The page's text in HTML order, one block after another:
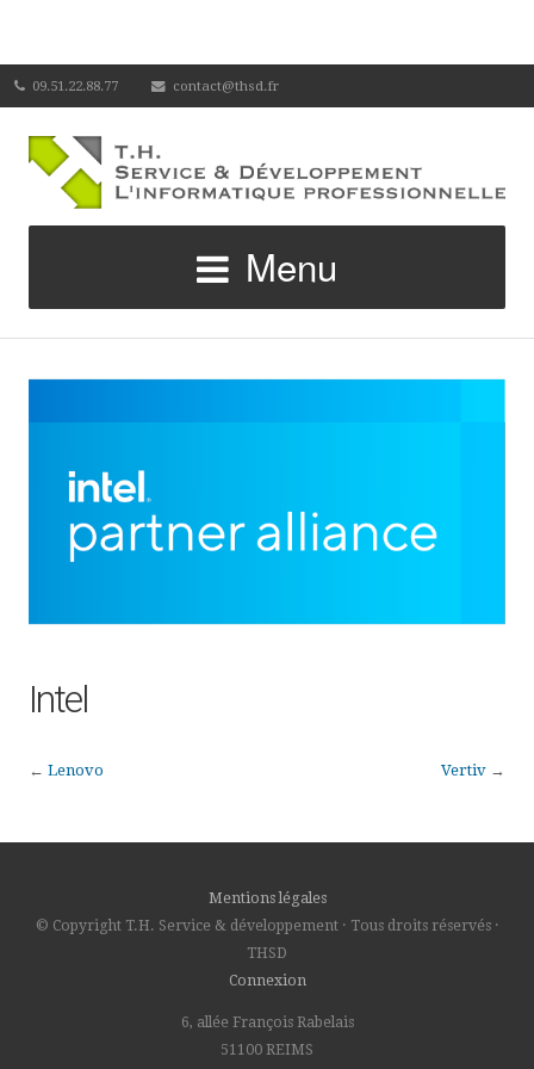
09.51.22.88.77 contact@thsd.fr
Menu
Intel
← Lenovo Vertiv →
Mentions légales
© Copyright T.H. Service & développement · Tous droits réservés ·
THSD
Connexion
6, allée François Rabelais
51100 REIMS